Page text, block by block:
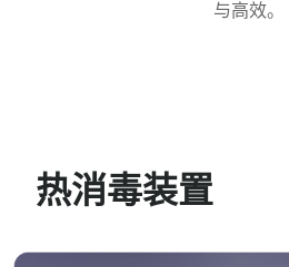
与高效。
热消毒装置